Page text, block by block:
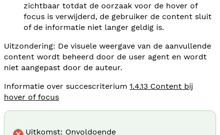
zichtbaar totdat de oorzaak voor de hover of
focus is verwijderd, de gebruiker de content sluit
of de informatie niet langer geldig is.
Uitzondering: De visuele weergave van de aanvullende
content wordt beheerd door de user agent en wordt
niet aangepast door de auteur.
Informatie over succescriterium 1.4.13 Content bij
hover of focus
Uitkomst: Onvoldoende